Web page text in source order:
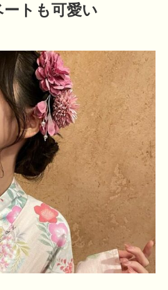
トも可愛い